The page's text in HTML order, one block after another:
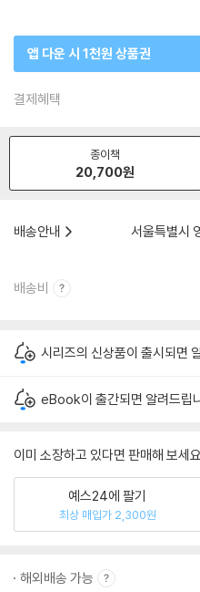
앱 다운 시 1천원 상품권
결제혜택
종이책
20,700원
배송안내
서울특별시
배송비
시리즈의 신상품이 출시되면
eBook이 출간되면 알려드립
이미 소장하고 있다면 판매해 보세
예스24에 팔기
최상 매입가 2,300원
해외배송 가능